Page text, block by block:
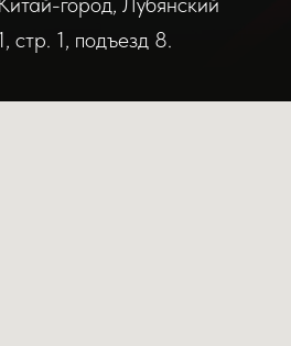
стр. 1, подъезд 8.